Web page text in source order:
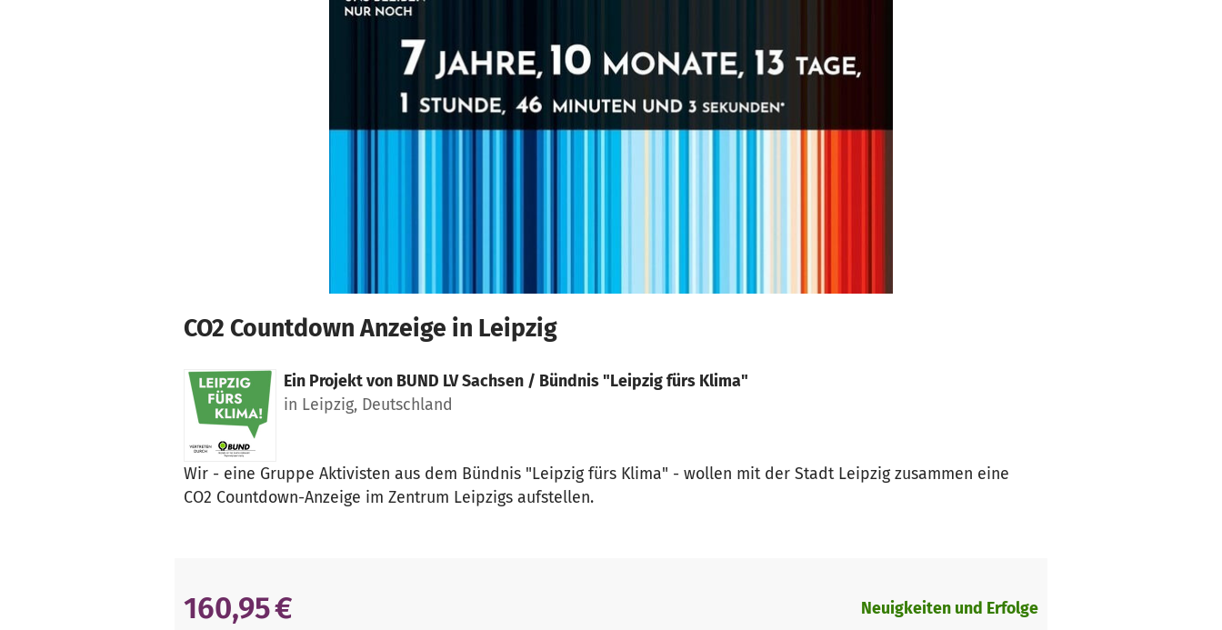
CO2 Countdown Anzeige in Leipzig
Ein Projekt von BUND LV Sachsen / Bündnis "Leipzig fürs Klima"
in Leipzig, Deutschland
Wir - eine Gruppe Aktivisten aus dem Bündnis "Leipzig fürs Klima" - wollen mit der Stadt Leipzig zusammen eine
CO2 Countdown-Anzeige im Zentrum Leipzigs aufstellen.
160,95 € Neuigkeiten und Erfolge